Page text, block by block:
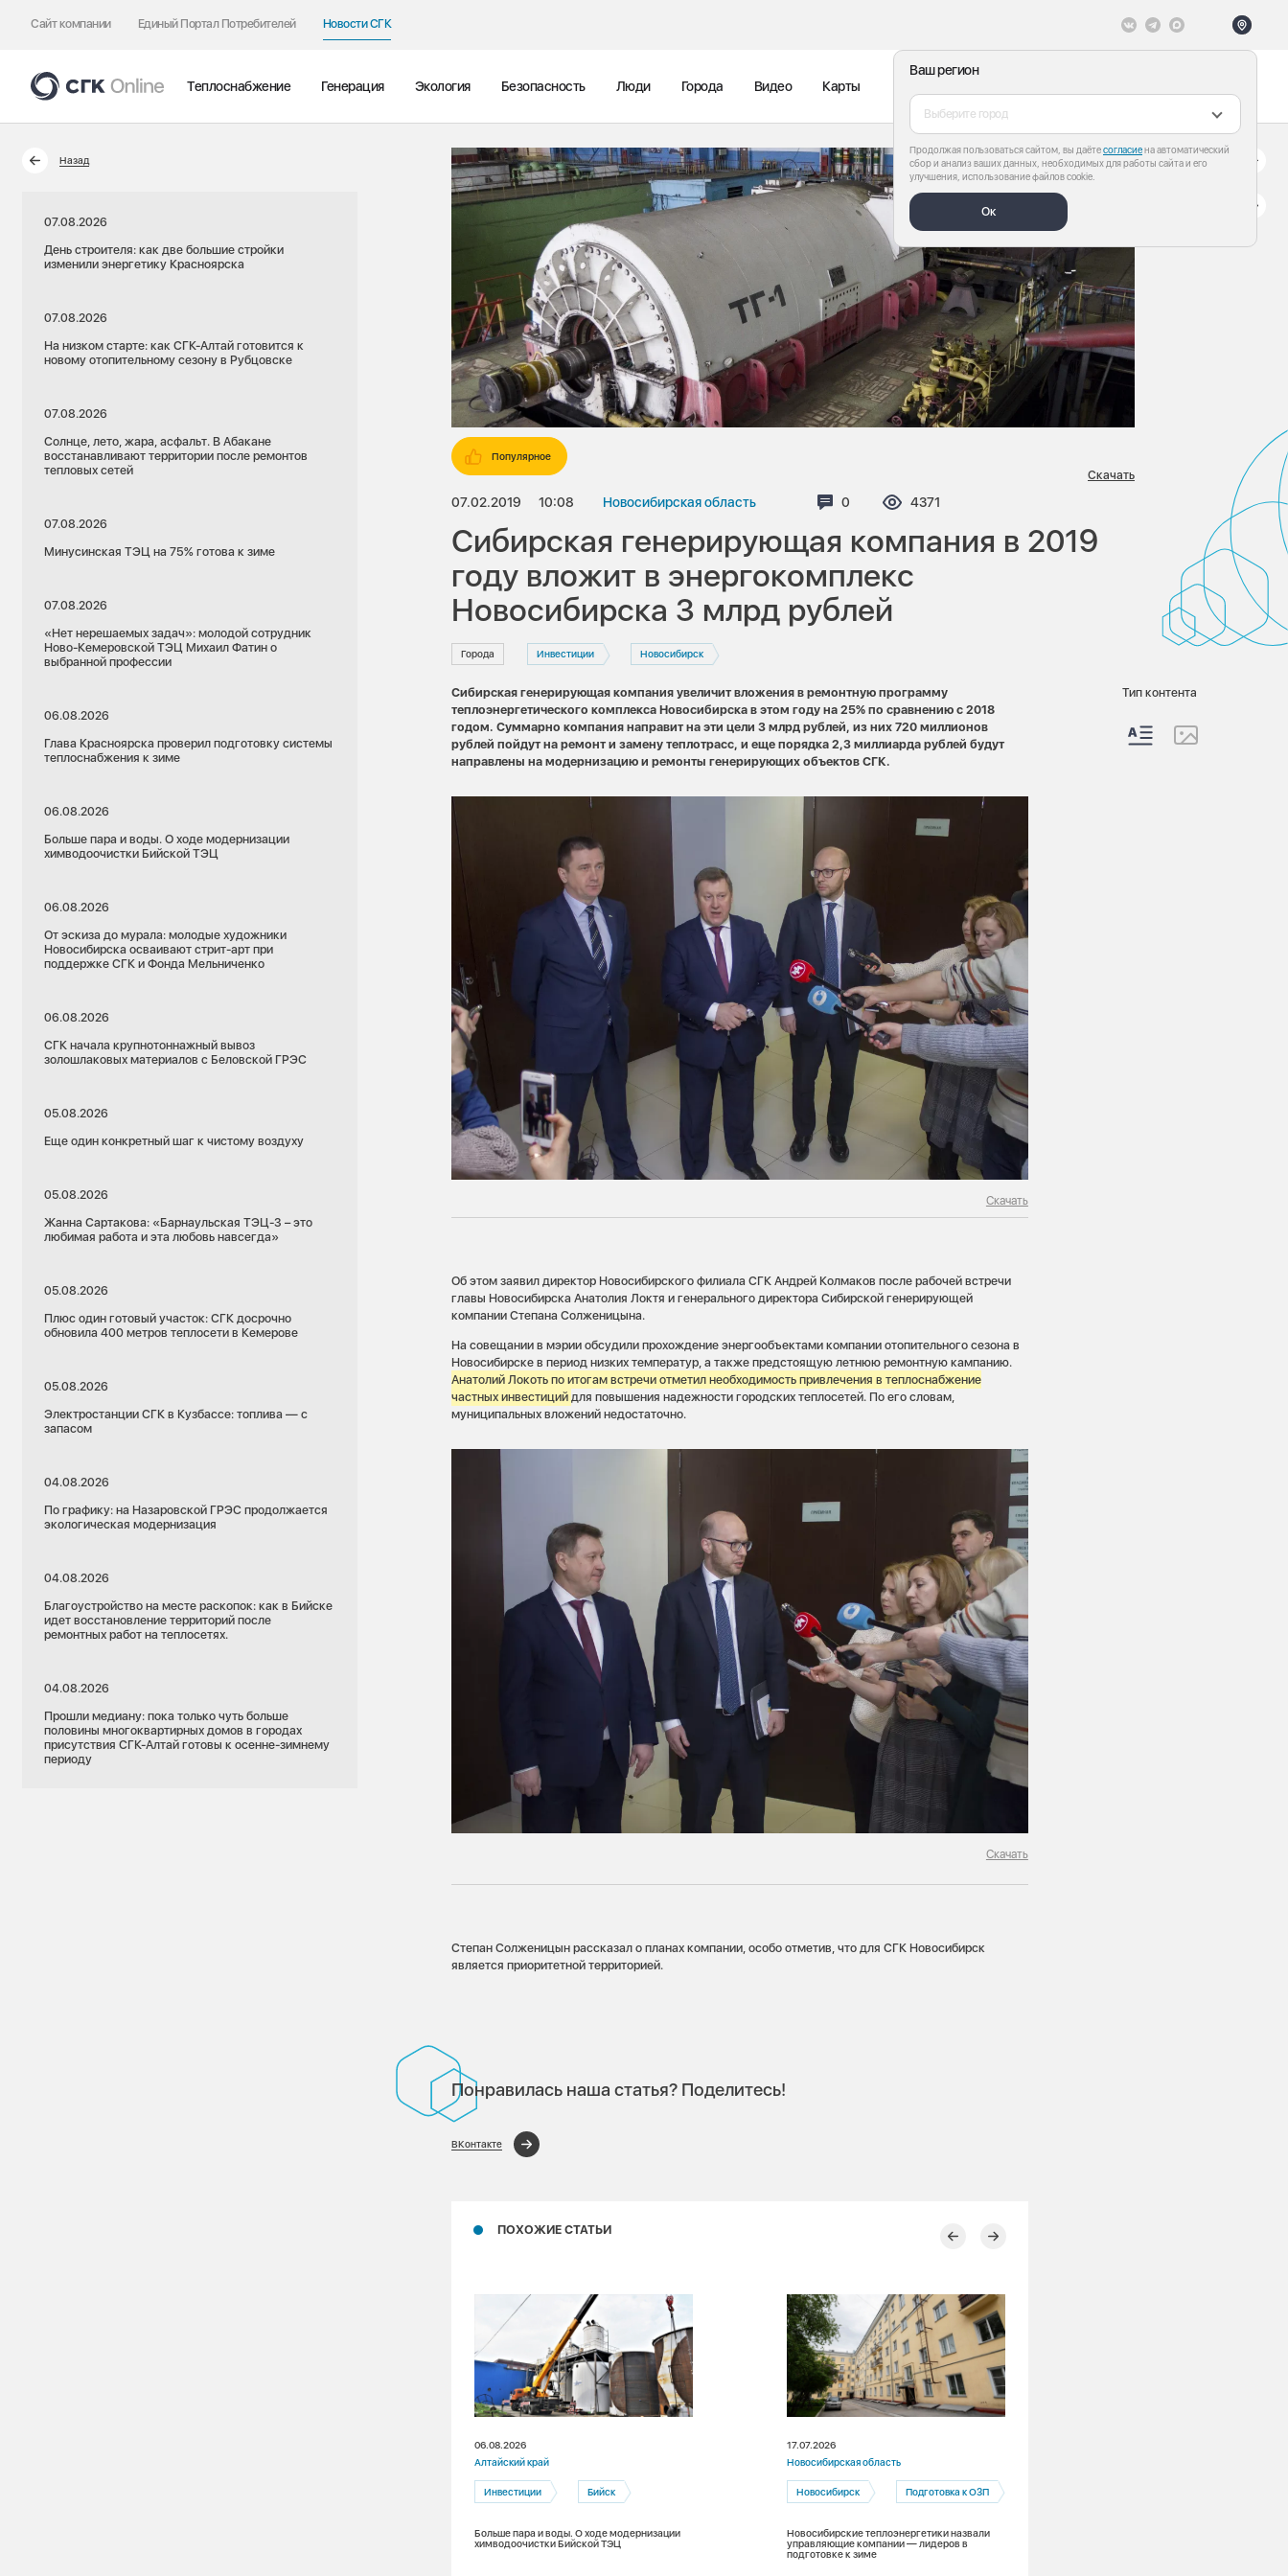
Сайт компании Единый Портал Потребителей Новости СГК
Ваш регион
Выберите город
Продолжая пользоваться сайтом, вы даётесогласиена автоматический
сбор и анализ ваших данных, необходимых для работы сайта и его
улучшения, использование файлов cookie.
Ок
Теплоснабжение Генерация Экология Безопасность Люди Города Видео Карты
Назад
07.08.2026
День строителя: как две большие стройки
изменили энергетику Красноярска
07.08.2026
На низком старте: как СГК-Алтай готовится к
новому отопительному сезону в Рубцовске
07.08.2026
Солнце, лето, жара, асфальт. В Абакане
восстанавливают территории после ремонтов
тепловых сетей
07.08.2026
Минусинская ТЭЦ на 75% готова к зиме
07.08.2026
«Нет нерешаемых задач»: молодой сотрудник
Ново-Кемеровской ТЭЦ Михаил Фатин о
выбранной профессии
06.08.2026
Глава Красноярска проверил подготовку системы
теплоснабжения к зиме
06.08.2026
Больше пара и воды. О ходе модернизации
химводоочистки Бийской ТЭЦ
06.08.2026
От эскиза до мурала: молодые художники
Новосибирска осваивают стрит-арт при
поддержке СГК и Фонда Мельниченко
06.08.2026
СГК начала крупнотоннажный вывоз
золошлаковых материалов с Беловской ГРЭС
05.08.2026
Еще один конкретный шаг к чистому воздуху
05.08.2026
Жанна Сартакова: «Барнаульская ТЭЦ-3 – это
любимая работа и эта любовь навсегда»
05.08.2026
Плюс один готовый участок: СГК досрочно
обновила 400 метров теплосети в Кемерове
05.08.2026
Электростанции СГК в Кузбассе: топлива — с
запасом
04.08.2026
По графику: на Назаровской ГРЭС продолжается
экологическая модернизация
04.08.2026
Благоустройство на месте раскопок: как в Бийске
идет восстановление территорий после
ремонтных работ на теплосетях.
04.08.2026
Прошли медиану: пока только чуть больше
половины многоквартирных домов в городах
присутствия СГК-Алтай готовы к осенне-зимнему
периоду
Популярное
07.02.2019 10:08 Новосибирская область Комментариев:
0 Просмотров:
4371
Скачать
Сибирская генерирующая компания в 2019
году вложит в энергокомплекс
Новосибирска 3 млрд рублей
Города Инвестиции Новосибирск
Сибирская генерирующая компания увеличит вложения в ремонтную программу
теплоэнергетического комплекса Новосибирска в этом году на 25% по сравнению с 2018
годом. Суммарно компания направит на эти цели 3 млрд рублей, из них 720 миллионов
рублей пойдут на ремонт и замену теплотрасс, и еще порядка 2,3 миллиарда рублей будут
направлены на модернизацию и ремонты генерирующих объектов СГК.
Скачать
Об этом заявил директор Новосибирского филиала СГК Андрей Колмаков после рабочей встречи
главы Новосибирска Анатолия Локтя и генерального директора Сибирской генерирующей
компании Степана Солженицына.
На совещании в мэрии обсудили прохождение энергообъектами компании отопительного сезона в
Новосибирске в период низких температур, а также предстоящую летнюю ремонтную кампанию.
Анатолий Локоть по итогам встречи отметил необходимость привлечения в теплоснабжение
частных инвестицийдля повышения надежности городских теплосетей. По его словам,
муниципальных вложений недостаточно.
Скачать
Степан Солженицын рассказал о планах компании, особо отметив, что для СГК Новосибирск
является приоритетной территорией.
Понравилась наша статья? Поделитесь!
ВКонтакте
ПОХОЖИЕ СТАТЬИ
06.08.2026
Алтайский край
Инвестиции Бийск
Больше пара и воды. О ходе модернизации
химводоочистки Бийской ТЭЦ
17.07.2026
Новосибирская область
Новосибирск Подготовка к ОЗП
Новосибирские теплоэнергетики назвали
управляющие компании — лидеров в
подготовке к зиме
Тип контента